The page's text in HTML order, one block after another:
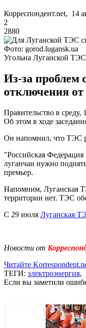
Корреспондент.net, 14
2
2880
Фото: gorod.lugansk.ua
Угольна Луганской
Из-за проблем
отключения от
Правительство в
Об этом в ходе
Он напомнил, что ТЭС
"Российская Федерация
луганчан нужно
премьер.
Напомним, Луганская
территории нет. ТЭС
С 29 июля Луганская
Новости от
Читайте
ТЕГИ: электроэнергия,
Если вы заметили